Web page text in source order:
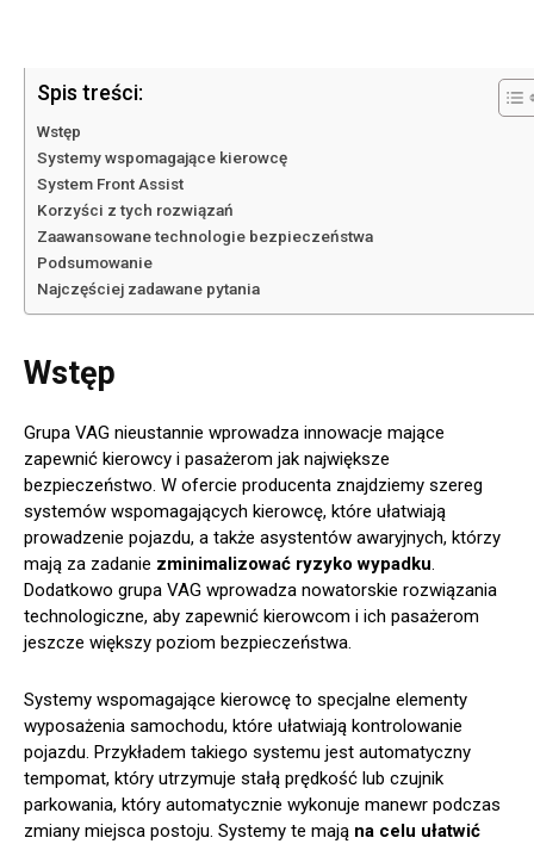
Spis treści:
Wstęp
Systemy wspomagające kierowcę
System Front Assist
Korzyści z tych rozwiązań
Zaawansowane technologie bezpieczeństwa
Podsumowanie
Najczęściej zadawane pytania
Wstęp
Grupa VAG nieustannie wprowadza innowacje mające
zapewnić kierowcy i pasażerom jak największe
bezpieczeństwo. W ofercie producenta znajdziemy szereg
systemów wspomagających kierowcę, które ułatwiają
prowadzenie pojazdu, a także asystentów awaryjnych, którzy
mają za zadanie zminimalizować ryzyko wypadku.
Dodatkowo grupa VAG wprowadza nowatorskie rozwiązania
technologiczne, aby zapewnić kierowcom i ich pasażerom
jeszcze większy poziom bezpieczeństwa.
Systemy wspomagające kierowcę to specjalne elementy
wyposażenia samochodu, które ułatwiają kontrolowanie
pojazdu. Przykładem takiego systemu jest automatyczny
tempomat, który utrzymuje stałą prędkość lub czujnik
parkowania, który automatycznie wykonuje manewr podczas
zmiany miejsca postoju. Systemy te mają na celu ułatwić